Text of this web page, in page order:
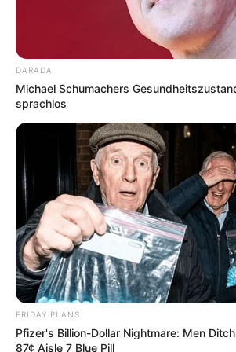
Nähe zum Schloss Hohenschwangau.
Schloss
"Bayerischen Versailles" verwirklichen.
Schloss Schleißheim
In Oberschleißheim
insgesamt zwei
herrschaftlicher
prunkvollen Schlössern und dem
besten erhaltenen Barockgarten von
Während einer Bauzeit
DARADA
Michael Schumachers
sprachlos
FRIDAY PLANS
Pfizer's Billion-Dollar Nightmare: Men
87¢ Aisle 7 Blue Pill